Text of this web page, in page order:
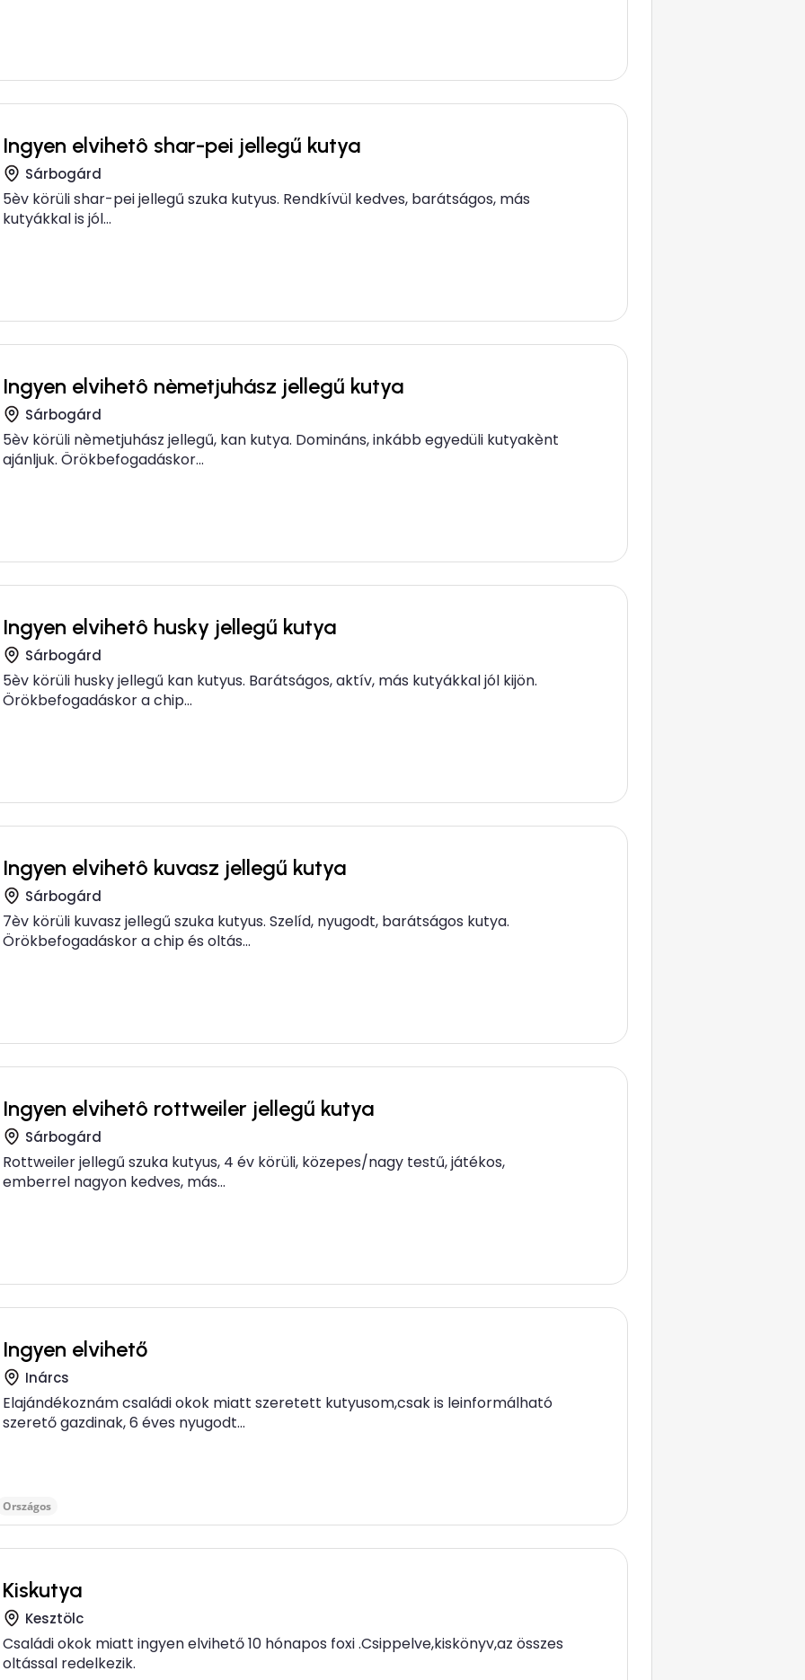
Ingyen elvihetô shar-pei jellegű kutya
Sárbogárd
5èv körüli shar-pei jellegű szuka kutyus. Rendkívül kedves, barátságos, más
kutyákkal is jól...
Ingyen elvihetô nèmetjuhász jellegű kutya
Sárbogárd
5èv körüli nèmetjuhász jellegű, kan kutya. Domináns, inkább egyedüli kutyakènt
ajánljuk. Örökbefogadáskor...
Ingyen elvihetô husky jellegű kutya
Sárbogárd
5èv körüli husky jellegű kan kutyus. Barátságos, aktív, más kutyákkal jól kijön.
Örökbefogadáskor a chip...
Ingyen elvihetô kuvasz jellegű kutya
Sárbogárd
7èv körüli kuvasz jellegű szuka kutyus. Szelíd, nyugodt, barátságos kutya.
Örökbefogadáskor a chip és oltás...
Ingyen elvihetô rottweiler jellegű kutya
Sárbogárd
Rottweiler jellegű szuka kutyus, 4 év körüli, közepes/nagy testű, játékos,
emberrel nagyon kedves, más...
Ingyen elvihető
Inárcs
Elajándékoznám családi okok miatt szeretett kutyusom,csak is leinformálható
szerető gazdinak, 6 éves nyugodt...
Országos
Kiskutya
Kesztölc
Családi okok miatt ingyen elvihető 10 hónapos foxi .Csippelve,kiskönyv,az összes
oltással redelkezik.